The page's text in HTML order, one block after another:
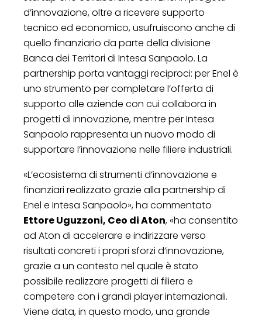
d’innovazione, oltre a ricevere supporto
tecnico ed economico, usufruiscono anche di
quello finanziario da parte della divisione
Banca dei Territori di Intesa Sanpaolo. La
partnership porta vantaggi reciproci: per Enel è
uno strumento per completare l’offerta di
supporto alle aziende con cui collabora in
progetti di innovazione, mentre per Intesa
Sanpaolo rappresenta un nuovo modo di
supportare l’innovazione nelle filiere industriali.
«L’ecosistema di strumenti d’innovazione e
finanziari realizzato grazie alla partnership di
Enel e Intesa Sanpaolo», ha commentato
Ettore Uguzzoni, Ceo di Aton, «ha consentito
ad Aton di accelerare e indirizzare verso
risultati concreti i propri sforzi d’innovazione,
grazie a un contesto nel quale è stato
possibile realizzare progetti di filiera e
competere con i grandi player internazionali.
Viene data, in questo modo, una grande